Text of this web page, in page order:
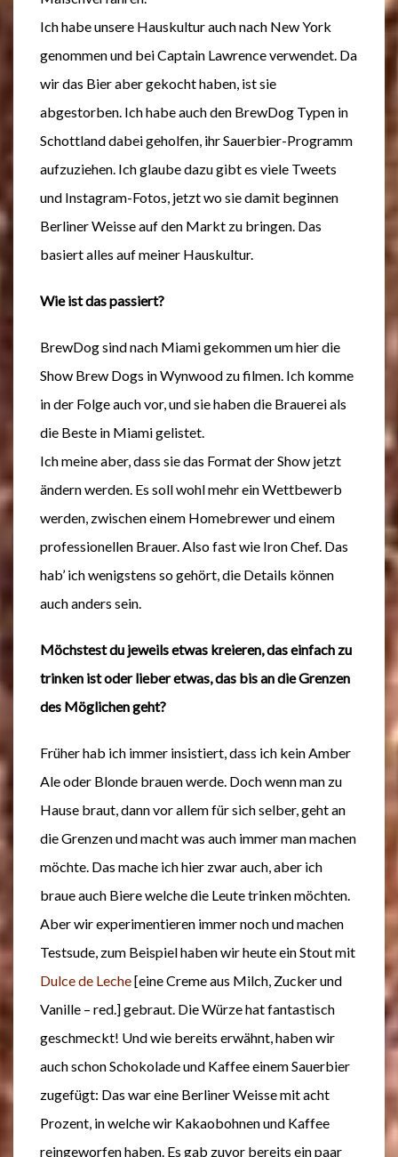
Ich habe unsere Hauskultur auch nach New York
genommen und bei Captain Lawrence verwendet. Da
wir das Bier aber gekocht haben, ist sie
abgestorben. Ich habe auch den BrewDog Typen in
Schottland dabei geholfen, ihr Sauerbier-Programm
aufzuziehen. Ich glaube dazu gibt es viele Tweets
und Instagram-Fotos, jetzt wo sie damit beginnen
Berliner Weisse auf den Markt zu bringen. Das
basiert alles auf meiner Hauskultur.
Wie ist das passiert?
BrewDog sind nach Miami gekommen um hier die
Show Brew Dogs in Wynwood zu filmen. Ich komme
in der Folge auch vor, und sie haben die Brauerei als
die Beste in Miami gelistet.
Ich meine aber, dass sie das Format der Show jetzt
ändern werden. Es soll wohl mehr ein Wettbewerb
werden, zwischen einem Homebrewer und einem
professionellen Brauer. Also fast wie Iron Chef. Das
hab’ ich wenigstens so gehört, die Details können
auch anders sein.
Möchstest du jeweils etwas kreieren, das einfach zu
trinken ist oder lieber etwas, das bis an die Grenzen
des Möglichen geht?
Früher hab ich immer insistiert, dass ich kein Amber
Ale oder Blonde brauen werde. Doch wenn man zu
Hause braut, dann vor allem für sich selber, geht an
die Grenzen und macht was auch immer man machen
möchte. Das mache ich hier zwar auch, aber ich
braue auch Biere welche die Leute trinken möchten.
Aber wir experimentieren immer noch und machen
Testsude, zum Beispiel haben wir heute ein Stout mit
Dulce de Leche[eine Creme aus Milch, Zucker und
Vanille – red.] gebraut. Die Würze hat fantastisch
geschmeckt! Und wie bereits erwähnt, haben wir
auch schon Schokolade und Kaffee einem Sauerbier
zugefügt: Das war eine Berliner Weisse mit acht
Prozent, in welche wir Kakaobohnen und Kaffee
reingeworfen haben. Es gab zuvor bereits ein paar